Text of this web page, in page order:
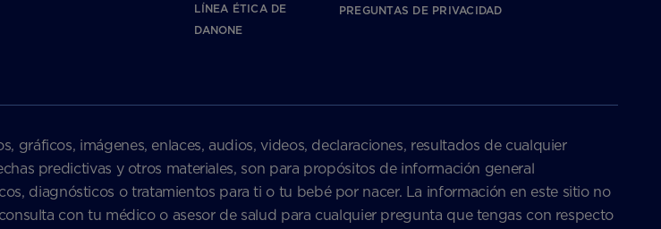
LÍNEA ÉTICA DE
DANONE
PREGUNTAS DE PRIVACIDAD
imágenes, enlaces, audios, videos, declaraciones, resultados de cualquier
predictivas y otros materiales, son para propósitos de información general
diagnósticos o tratamientos para ti o tu bebé por nacer. La información en este sitio no
con tu médico o asesor de salud para cualquier pregunta que tengas con respecto